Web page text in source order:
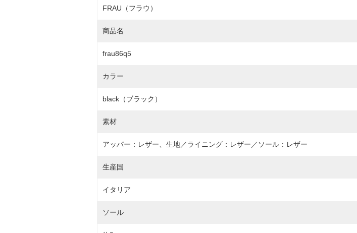
FRAU（フラウ）
商品名
frau86q5
カラー
black（ブラック）
素材
アッパー：レザー、生地／ライニング：レザー／ソール：レザー
生産国
イタリア
ソール